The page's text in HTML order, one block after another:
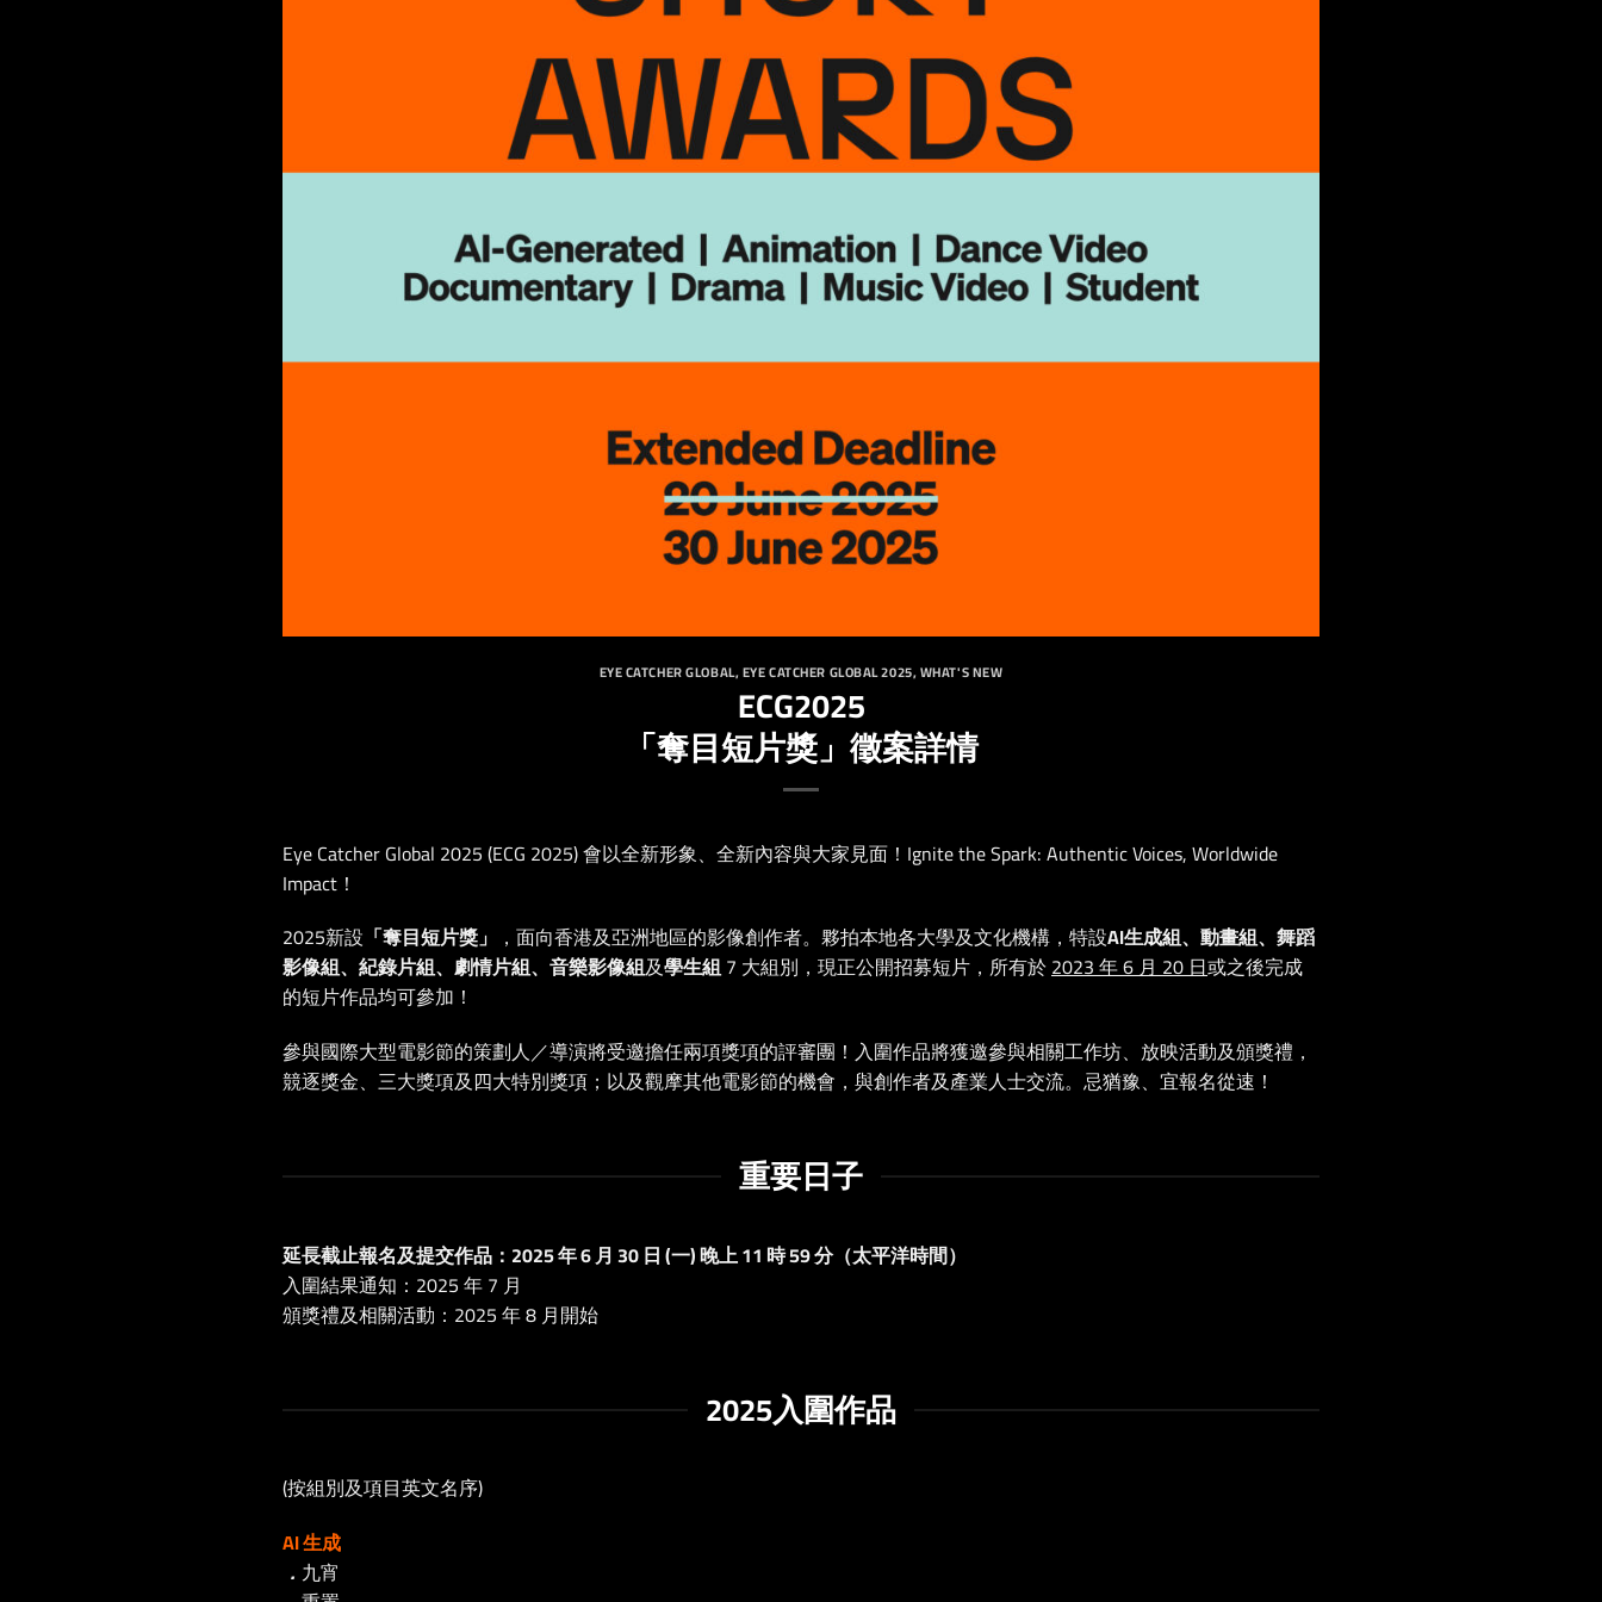
EYE CATCHER GLOBAL,EYE CATCHER GLOBAL 2025,WHAT'S NEW
ECG2025
「奪目短片獎」徵案詳情
Eye Catcher Global 2025 (ECG 2025) 會以全新形象、全新內容與大家見面！Ignite the Spark: Authentic Voices, Worldwide
Impact！
2025新設 「奪目短片獎」 ，面向香港及亞洲地區的影像創作者。 夥拍本地各大學及文化機構，特設AI生成組、動畫組、舞蹈
影像組、紀錄片組、劇情片組、音樂影像組及學生組7 大組別，現正公開招募短片，所有於2023 年 6 月 20 日或之後完成
的短片作品均可參加！
參與國際大型電影節的策劃人／導演將受邀擔任兩項獎項的評審團！入圍作品將獲邀參與相關工作坊、放映活動及頒獎禮，
競逐獎金、三大獎項及四大特別獎項；以及觀摩其他電影節的機會，與創作者及產業人士交流。忌猶豫、宜報名從速！
重要日子
延長截止報名及提交作品：2025 年 6 月 30 日 (一) 晚上 11 時 59 分（太平洋時間）
入圍結果通知：2025 年 7 月
頒獎禮及相關活動：2025 年 8 月開始
2025入圍作品
(按組別及項目英文名序)
AI 生成
． 九宵